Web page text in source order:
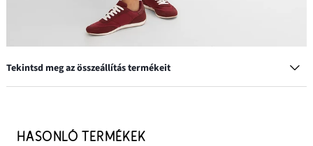
Tekintsd meg az összeállítás termékeit
7299 Ft
HASONLÓ TERMÉKEK